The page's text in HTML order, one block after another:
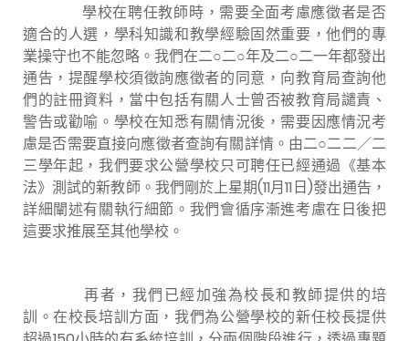
學校在聘任教師時，需要全面考慮應徵者是否
適合的人選，學科知識和教學經驗固然重要，他們的專
業操守也不能忽略。我們在二○二○年及二○二一年都發出
通告，提醒學校須徵詢應徵者的同意，向教育局查詢他
們的註冊資料，當中包括有關人士曾否被教育局譴責、
警告或勸喻。學校在知悉有關情況後，需要因應情況考
慮是否需要直接向應徵者查詢有關詳情。由二○二二／二
三學年起，我們要求公營學校只可聘任已經通過《基本
法》測試的新教師。我們剛於上星期(11月11日)發出通告，
詳細闡述有關執行細節。我們會循序漸進考慮在日後把
這要求推展至其他學校。
再者，我們已經加強為校長和教師提供的培
訓。在校長培訓方面，我們為公營學校的新任校長提供